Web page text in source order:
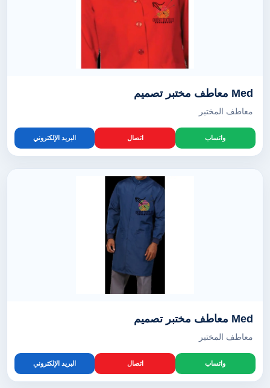
Med معاطف مختبر تصميم
معاطف المختبر
واتساب اتصال البريد الإلكتروني
Med معاطف مختبر تصميم
معاطف المختبر
واتساب اتصال البريد الإلكتروني